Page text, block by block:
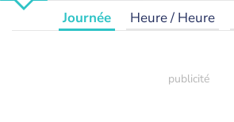
Journée Heure / Heure